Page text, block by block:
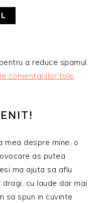
a reduce spamul.
comentariilor tale.
mea despre mine, o
as putea
ma ajuta sa aflu
cu laude dar mai
sa spun in cuvinte